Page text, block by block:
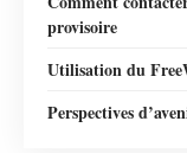
provisoire
Utilisation du
Perspectives